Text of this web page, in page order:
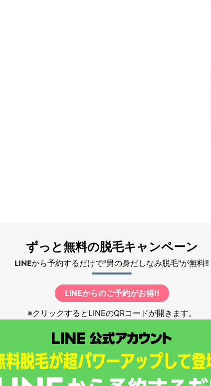
ずっと無料の脱毛キャンペーン
LINEから予約するだけで“男の身だしなみ脱毛”が無料‼
LINEからのご予約がお得‼
※クリックするとLINEのQRコードが開きます。